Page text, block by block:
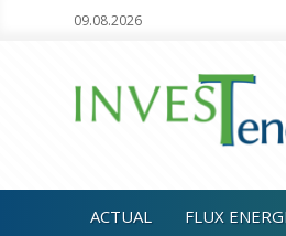
09.08.2026
ACTUAL FLUX